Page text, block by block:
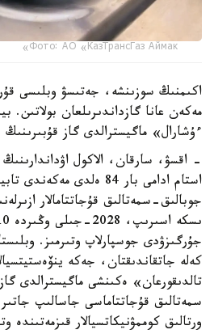
Фото: АО «КазТрансГаз Аймак»
مەكەن عانا گازداندىرىلعان بولاتىن.
ءۇشارال» ماگيسترالدى گاز قۇبىرىنىڭ
استام ادامى بار 84 ەلدى
جوبالىق-سمەتالىق قۇجاتتامالار
جۇرگىزۋدى جوسپارلاپ وتىرمىز.
كەلە جاتقاندىقتان، جەكە
تالدىقورعان» ەكىنشى ماگيسترالدى
سمەتالىق قۇجاتتاماسى جاسالىپ
ورتالىق كوممۋنيكاتسيالار قىزمەتىندە